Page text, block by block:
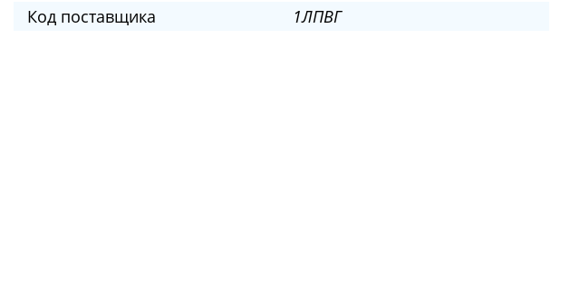
Код поставщика
1ЛПВГ